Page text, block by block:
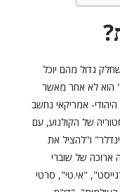
גדול מהם יוכל
הוא לא אחר מאשר
אמריקאי נחשב
של הקולנוע, עם
ו"להציל את
ארוכה של שוברי
"אי.טי", סרטי